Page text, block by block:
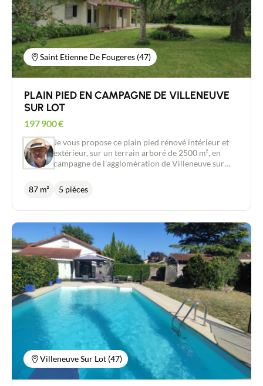
Saint Etienne De Fougeres (47)
PLAIN PIED EN CAMPAGNE DE VILLENEUVE
SUR LOT
197 900€
Je vous propose ce plain pied rénové intérieur et
extérieur, sur un terrain arboré de 2500 m², en
campagne de l'agglomération de Villeneuve sur
cuisine équipée, 2 chambres avec dressing, salle de
bain, wc soit 87m² pour la partie habitable.
Equipements et éléments de confort : insert bois,
pompe à chaleur réversible de type gainable,
huisseries doubles vitrages avec moustiquaires,
volets battants bois ou électriques, isolation des
combles, assainissement aux normes. A l'extérieur :
piscine water air avec abri coulissant, grandes
terrasses, carport, appenti, chalet de jardin, puits
avec pompe. 80.000 € de travaux ont été réalisés
sur cette maison depuis 2016.
87 m² 5 pièces
Villeneuve Sur Lot (47)